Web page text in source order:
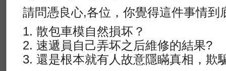
請問憑良心,各位，你覺得這件事情到
1. 散包車模自然損坏？
2. 速遞員自己弄坏之后維修的結果?
3. 還是根本就有人故意隱瞞真相，欺